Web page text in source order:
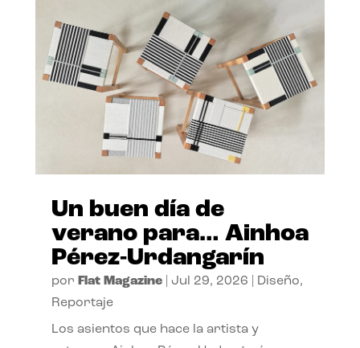
Un buen día de
verano para… Ainhoa
Pérez-Urdangarín
por Flat Magazine| Jul 29, 2026 Diseño,
Reportaje
Los asientos que hace la artista y